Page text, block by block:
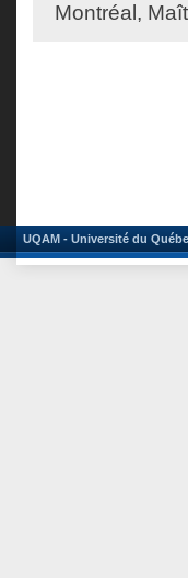
Montréal,
UQAM - Université du